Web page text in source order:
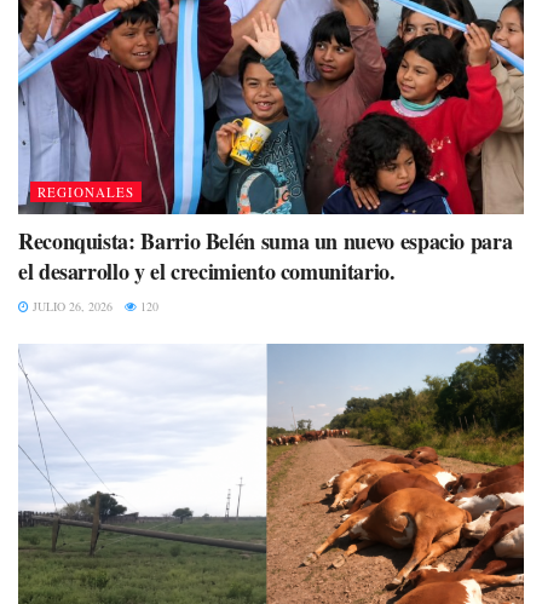
REGIONALES
Reconquista: Barrio Belén suma un nuevo espacio para
el desarrollo y el crecimiento comunitario.
JULIO 26, 2026 120